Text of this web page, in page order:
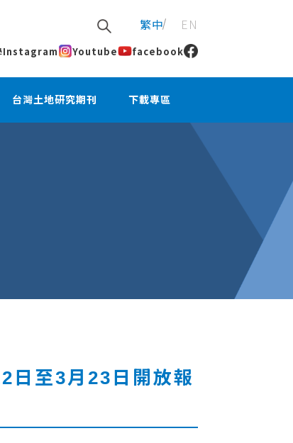
繁中 EN
Instagram Youtube facebook
台灣土地研究期刊 下載專區
日至3月23日開放報